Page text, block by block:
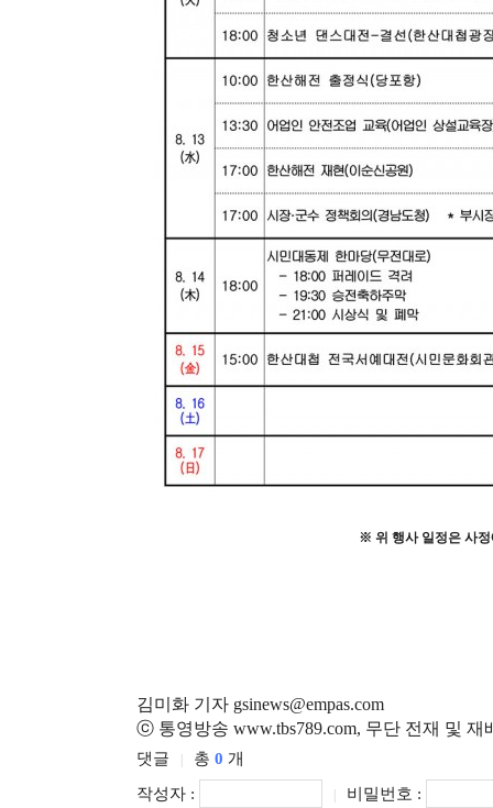
※ 위 행사 일정은 사
김미화 기자 gsinews@empas.com
ⓒ 통영방송 www.tbs789.com, 무단 전재 및 재
댓글 총 0 개
작성자 :
비밀번호 :